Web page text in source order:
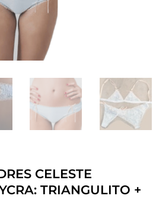
CELESTE
TRIANGULITO +